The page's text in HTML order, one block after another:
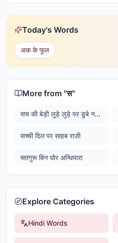
Today's Words
अक के फूल
More from "स"
सच की बेड़ी लुड़े लुड़े पर डुबे नहीं (सच की बेड़ी हिलती डुलती है लेकिन डूबती नहीं है)
सच्ची दिल पर साहब राज़ी
सतगुरू बिन घोर अन्धियारा
Explore Categories
Hindi Words